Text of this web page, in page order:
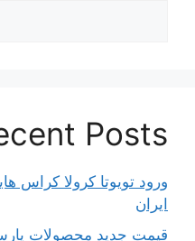
Posts
ایران
قیمت جدید محصولات